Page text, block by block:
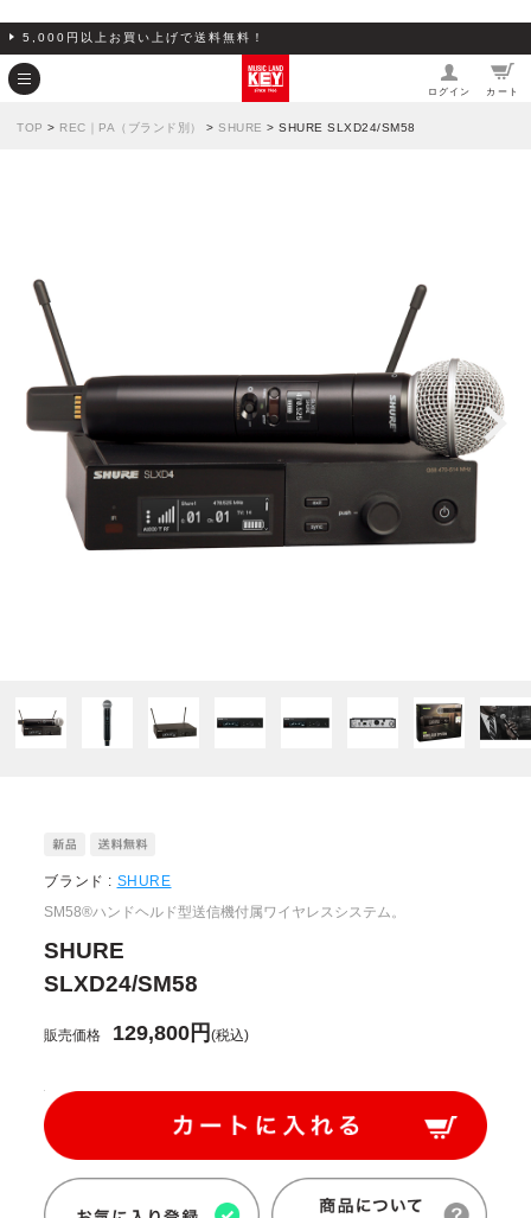
5,000円以上お買い上げで送料無料！
ログイン カート
TOP > REC｜PA（ブランド別） > SHURE > SHURE SLXD24/SM58
ブランド : SHURE
SM58®ハンドヘルド型送信機付属ワイヤレスシステム。
SHURE
SLXD24/SM58
販売価格 129,800円(税込)